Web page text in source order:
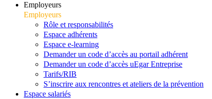
Employeurs
Employeurs
Rôle et responsabilités
Espace adhérents
Espace e-learning
Demander un code d’accès au portail adhérent
Demander un code d’accès uEgar Entreprise
Tarifs/RIB
S’inscrire aux rencontres et ateliers de la prévention
Espace salariés